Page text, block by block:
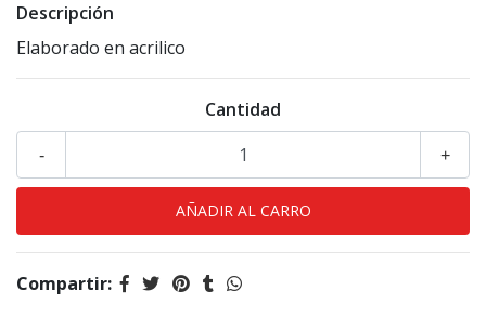
Descripción
Elaborado en acrilico
Cantidad
+
-
Compartir: